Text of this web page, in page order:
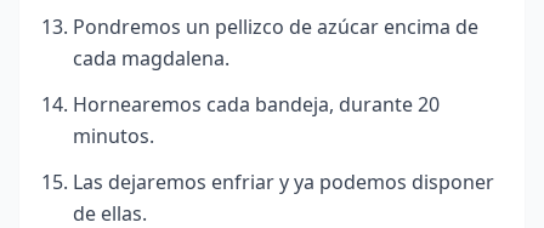
Pondremos un pellizco de azúcar encima de
cada magdalena.
Hornearemos cada bandeja, durante 20
minutos.
Las dejaremos enfriar y ya podemos disponer
de ellas.